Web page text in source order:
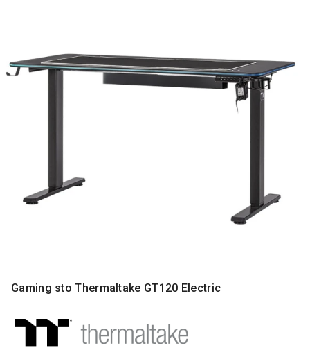
I
DODATNA
APARATI
RAČUNARSKE
KOMPONENTE
RAČUNARSKE
Gaming sto Thermaltake GT120 Electric